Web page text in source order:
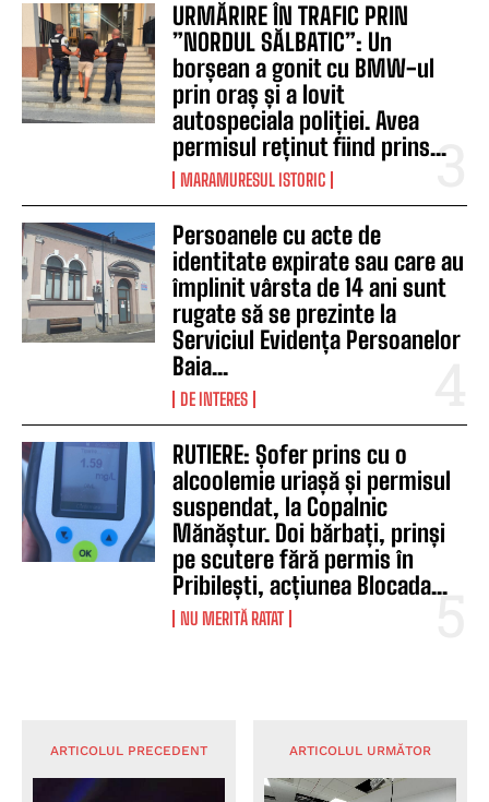
URMĂRIRE ÎN TRAFIC PRIN
”NORDUL SĂLBATIC”: Un
borșean a gonit cu BMW-ul
prin oraș și a lovit
autospeciala poliției. Avea
permisul reținut fiind prins...
MARAMURESUL ISTORIC
Persoanele cu acte de
identitate expirate sau care au
împlinit vârsta de 14 ani sunt
rugate să se prezinte la
Serviciul Evidența Persoanelor
Baia...
DE INTERES
RUTIERE: Șofer prins cu o
alcoolemie uriașă și permisul
suspendat, la Copalnic
Mănăștur. Doi bărbați, prinși
pe scutere fără permis în
Pribilești, acțiunea Blocada...
NU MERITĂ RATAT
ARTICOLUL PRECEDENT ARTICOLUL URMĂTOR